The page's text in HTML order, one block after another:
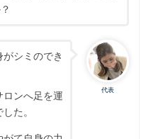
代表
シミのでき
ロンへ足を運
た。